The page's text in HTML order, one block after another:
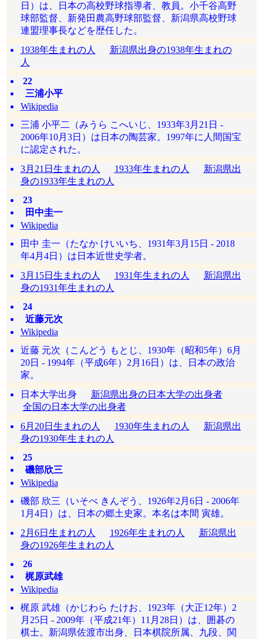
日）は、日本の高校野球指導者、教員。小千谷高野
球部監督、新発田農高野球部監督、新潟県高校野球
連盟理事長などを歴任した。
1938年生まれの人
新潟県出身の1938年生まれの
人
22
三浦小平
Wikipedia
三浦 小平二（みうら こへいじ、1933年3月21日 -
2006年10月3日）は日本の陶芸家。1997年に人間国宝
に認定された。
3月21日生まれの人
1933年生まれの人
新潟県出
身の1933年生まれの人
23
田中圭一
Wikipedia
田中 圭一（たなか けいいち、1931年3月15日 - 2018
年4月4日）は日本近世史学者。
3月15日生まれの人
1931年生まれの人
新潟県出
身の1931年生まれの人
24
近藤元次
Wikipedia
近藤 元次（こんどう もとじ、1930年（昭和5年）6月
20日 - 1994年（平成6年）2月16日）は、日本の政治
家。
日本大学出身 新潟県出身の日本大学の出身者
全国の日本大学の出身者
6月20日生まれの人
1930年生まれの人
新潟県出
身の1930年生まれの人
25
磯部欣三
Wikipedia
磯部 欣三（いそべ きんぞう、1926年2月6日 - 2006年
1月4日）は、日本の郷土史家。本名は本間 寅雄。
2月6日生まれの人
1926年生まれの人
新潟県出
身の1926年生まれの人
26
梶原武雄
Wikipedia
梶原 武雄（かじわら たけお、1923年（大正12年）2
月25日 - 2009年（平成21年）11月28日）は、囲碁の
棋士。新潟県佐渡市出身、日本棋院所属、九段、関